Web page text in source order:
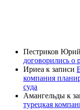
Пестриков
договорились о
Ириеа к записи
компания
суда
Амангельды к
турецкая